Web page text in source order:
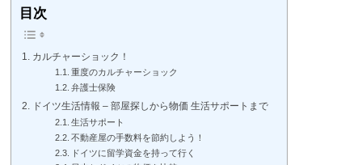
目次
カルチャーショック！
重度のカルチャーショック
弁護士保険
ドイツ生活情報 – 部屋探しから物価 生活サポートまで
生活サポート
不動産屋の手数料を節約しよう！
ドイツに留学資金を持って行く